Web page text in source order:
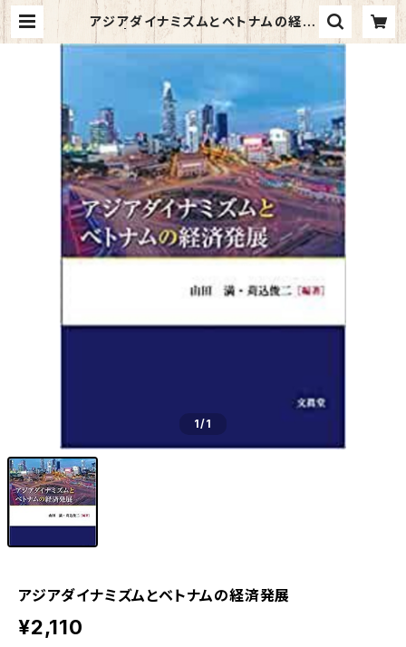
アジアダイナミズムとベトナムの経済
発展 | マイブックス関大前店(店頭受
取オーダー用)
1/1
アジアダイナミズムとベトナムの経済発展
¥2,110